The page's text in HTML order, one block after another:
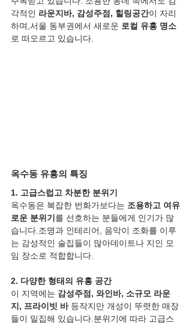
각적인 라운지바, 감성주점, 힐링공간이 자리
하며,서울 동부권에서 새로운 로컬 유흥 명소
로 떠오르고 있습니다.
옥수동 유흥의 특징
1. 고급스럽고 차분한 분위기
옥수동은 복잡한 번화가보다는 조용하고 여유
로운 분위기 를 선호하는 분들에게 인기가 많
습니다.조명과 인테리어, 음악이 조화를 이루
는 감성적인 술집들이 많아데이트나 지인 모
임 장소로 적합합니다.
2. 다양한 형태의 유흥 공간
이 지역에는 감성주점, 와인바, 소규모 라운
지, 프라이빗 바 등작지만 개성이 뚜렷한 매장
들이 밀집해 있습니다.분위기에 따라 고급스